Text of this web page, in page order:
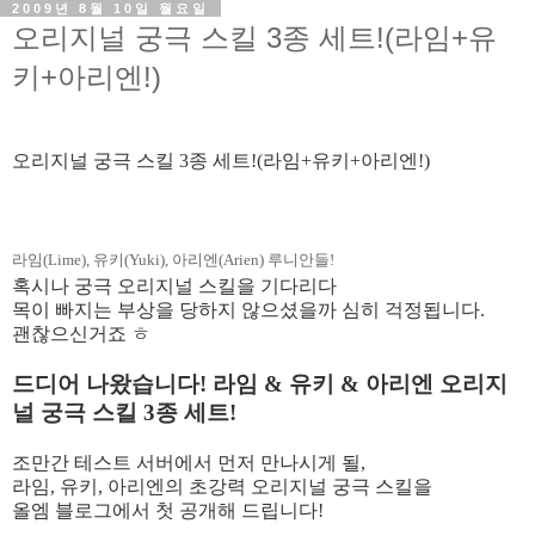
2009년 8월 10일 월요일
오리지널 궁극 스킬 3종 세트!(라임+유
키+아리엔!)
오리지널 궁극 스킬 3종 세트!(라임+유키 +아리엔 !)
라임(Lime), 유키(Yuki), 아리엔(Arien) 루니안들!
혹시나 궁극 오리지널 스킬을 기다리다
목이
빠지는 부상을 당하지 않으셨을까 심히 걱정됩니다.
괜찮으신거죠 ㅎ
드디어 나왔습니다! 라임 & 유키 & 아리엔 오리지
널 궁극 스킬 3종 세트!
조만간 테스트 서버에서 먼저 만나시게 될,
라임, 유키 , 아리엔의 초강력 오리지널 궁극 스킬을
올엠 블로그에서 첫 공개해 드립니다!